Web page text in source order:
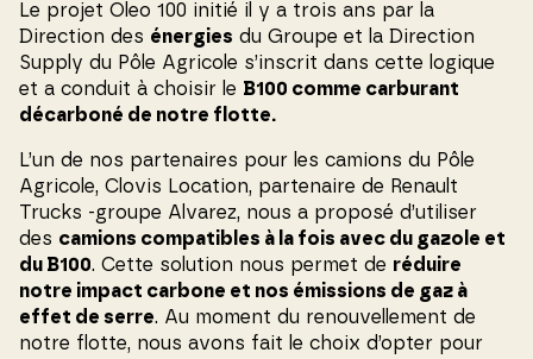
Le projet Oleo 100 initié il y a trois ans par la
Direction des énergies du Groupe et la Direction
Supply du Pôle Agricole s’inscrit dans cette logique
et a conduit à choisir le B100 comme carburant
décarboné de notre flotte.
L’un de nos partenaires pour les camions du Pôle
Agricole, Clovis Location, partenaire de Renault
Trucks -groupe Alvarez, nous a proposé d’utiliser
des camions compatibles à la fois avec du gazole et
du B100. Cette solution nous permet de réduire
notre impact carbone et nos émissions de gaz à
effet de serre. Au moment du renouvellement de
notre flotte, nous avons fait le choix d’opter pour